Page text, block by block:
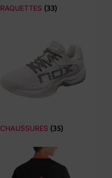
RAQUETTES (33)
CHAUSSURES (35)